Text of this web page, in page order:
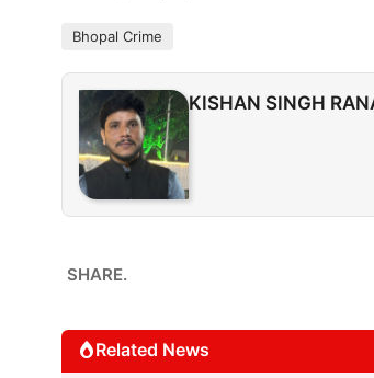
Bhopal Crime
KISHAN SINGH
SHARE.
Related News